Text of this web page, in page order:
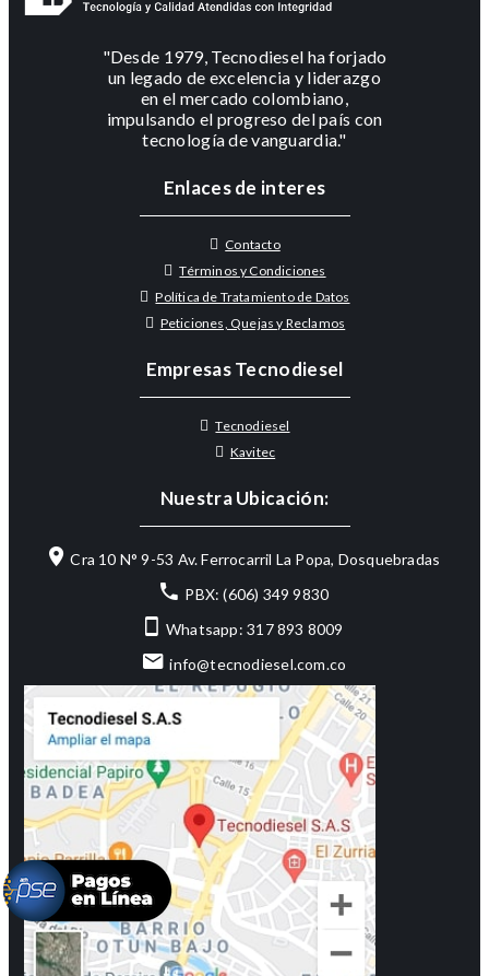
"Desde 1979, Tecnodiesel ha forjado
un legado de excelencia y liderazgo
en el mercado colombiano,
impulsando el progreso del país con
tecnología de vanguardia."
Enlaces de interes
Contacto
Términos y Condiciones
Política de Tratamiento de Datos
Peticiones, Quejas y Reclamos
Empresas Tecnodiesel
Tecnodiesel
Kavitec
Nuestra Ubicación:
Cra 10 N° 9-53 Av. Ferrocarril La Popa, Dosquebradas
PBX: (606) 349 9830
Whatsapp: 317 893 8009
info@tecnodiesel.com.co